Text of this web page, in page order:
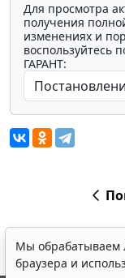
Для просмотра
получения
изменениях и
воспользуйтесь
ГАРАНТ:
Мы обрабатываем
браузера и